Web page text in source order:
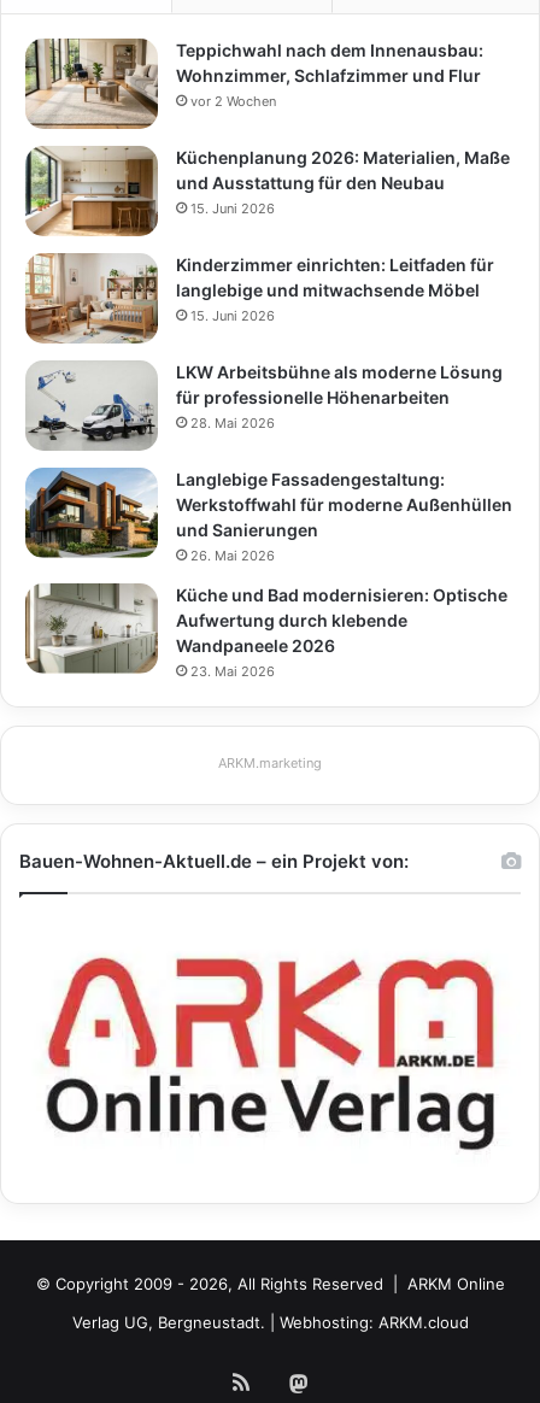
Teppichwahl nach dem Innenausbau:
Wohnzimmer, Schlafzimmer und Flur
vor 2 Wochen
Küchenplanung 2026: Materialien, Maße
und Ausstattung für den Neubau
15. Juni 2026
Kinderzimmer einrichten: Leitfaden für
langlebige und mitwachsende Möbel
15. Juni 2026
LKW Arbeitsbühne als moderne Lösung
für professionelle Höhenarbeiten
28. Mai 2026
Langlebige Fassadengestaltung:
Werkstoffwahl für moderne Außenhüllen
und Sanierungen
26. Mai 2026
Küche und Bad modernisieren: Optische
Aufwertung durch klebende
Wandpaneele 2026
23. Mai 2026
ARKM.marketing
Bauen-Wohnen-Aktuell.de – ein Projekt von:
© Copyright 2009 - 2026, All Rights Reserved | ARKM Online
Verlag UG, Bergneustadt. | Webhosting: ARKM.cloud
RSS